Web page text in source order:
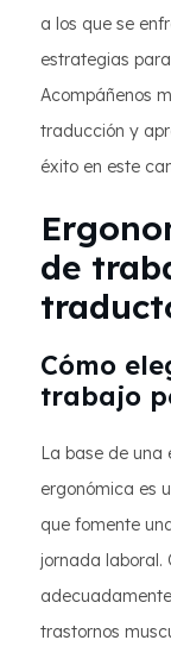
a los que se
estrategias
Acompáñenos
traducción y
éxito en este
de
Cómo
trabajo
La base de
ergonómica es
que fomente
jornada laboral.
trastornos